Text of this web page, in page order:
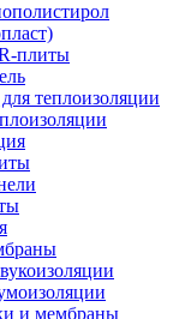
плиты
теплоизоляции
и мембраны